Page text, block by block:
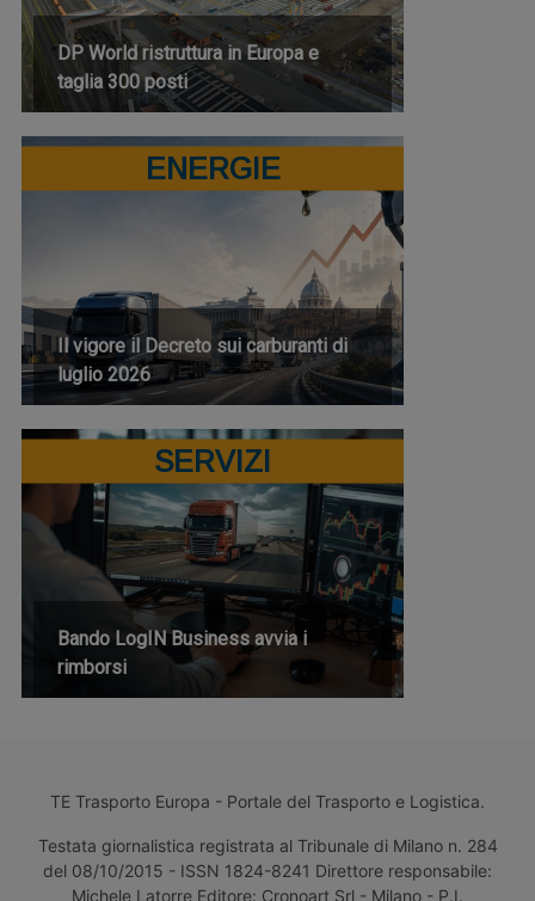
DP World ristruttura in Europa e
taglia 300 posti
ENERGIE
Il vigore il Decreto sui carburanti di
luglio 2026
SERVIZI
Bando LogIN Business avvia i
rimborsi
TE Trasporto Europa - Portale del Trasporto e Logistica.
Testata giornalistica registrata al Tribunale di Milano n. 284
del 08/10/2015 - ISSN 1824-8241 Direttore responsabile:
Michele Latorre Editore: Cronoart Srl - Milano - P.I.